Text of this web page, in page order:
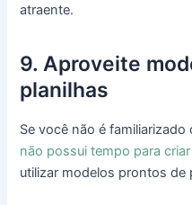
atraente.
9. Aproveite
planilhas
Se você não é familiarizado
não possui tempo para criar
utilizar modelos prontos de